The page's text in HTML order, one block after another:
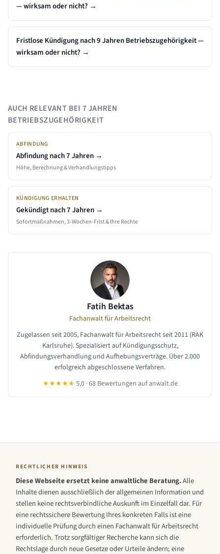
— wirksam oder nicht? →
Fristlose Kündigung nach 9 Jahren Betriebszugehörigkeit —
wirksam oder nicht? →
AUCH RELEVANT BEI7 JAHREN
BETRIEBSZUGEHÖRIGKEIT
ABFINDUNG
Abfindung nach7 Jahren →
Höhe, Berechnung & Verhandlungstipps
KÜNDIGUNG ERHALTEN
Gekündigt nach7 Jahren →
Sofortmaßnahmen, 3-Wochen-Frist & Ihre Rechte
Fatih Bektas
Fachanwalt für Arbeitsrecht
Zugelassen seit 2005, Fachanwalt für Arbeitsrecht seit 2011 (RAK
Karlsruhe). Spezialisiert auf Kündigungsschutz,
Abfindungsverhandlung und Aufhebungsverträge. Über 2.000
erfolgreich abgeschlossene Verfahren.
★★★★★ 5,0 · 68 Bewertungen auf anwalt.de
RECHTLICHER HINWEIS
Diese Webseite ersetzt keine anwaltliche Beratung.Alle
Inhalte dienen ausschließlich der allgemeinen Information und
stellen keine rechtsverbindliche Auskunft im Einzelfall dar. Für
eine rechtssichere Bewertung Ihres konkreten Falls ist eine
individuelle Prüfung durch einen Fachanwalt für Arbeitsrecht
erforderlich. Trotz sorgfältiger Recherche kann sich die
Rechtslage durch neue Gesetze oder Urteile ändern; eine